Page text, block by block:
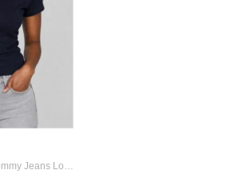
Camiseta Feminina Tommy Jeans Logo Azul-marinho